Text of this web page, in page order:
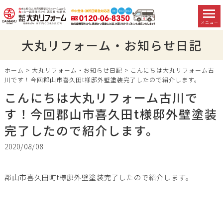
メニュー
大丸リフォーム・お知らせ日記
ホーム > 大丸リフォーム・お知らせ日記 > こんにちは大丸リフォーム古
川です！今回郡山市喜久田t様邸外壁塗装完了したので紹介します。
こんにちは大丸リフォーム古川で
す！今回郡山市喜久田t様邸外壁塗装
完了したので紹介します。
2020/08/08
郡山市喜久田町t様邸外壁塗装完了したので紹介します。